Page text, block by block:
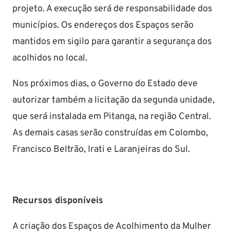
projeto. A execução será de responsabilidade dos
municípios. Os endereços dos Espaços serão
mantidos em sigilo para garantir a segurança dos
acolhidos no local.
Nos próximos dias, o Governo do Estado deve
autorizar também a licitação da segunda unidade,
que será instalada em Pitanga, na região Central.
As demais casas serão construídas em Colombo,
Francisco Beltrão, Irati e Laranjeiras do Sul.
Recursos disponíveis
A criação dos Espaços de Acolhimento da Mulher